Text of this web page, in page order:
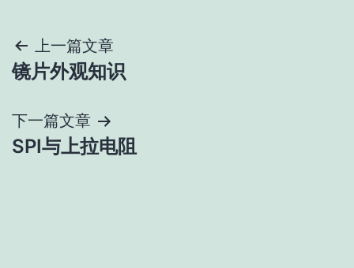
文
章
导
航
上一篇文章
镜片外观知识
下一篇文章
SPI与上拉电阻